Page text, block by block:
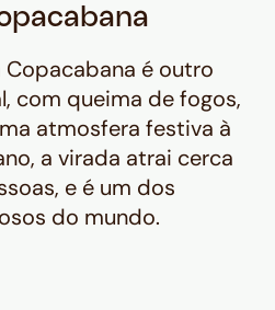
é outro
com queima de fogos,
atmosfera festiva à
a virada atrai cerca
e é um dos
do mundo.